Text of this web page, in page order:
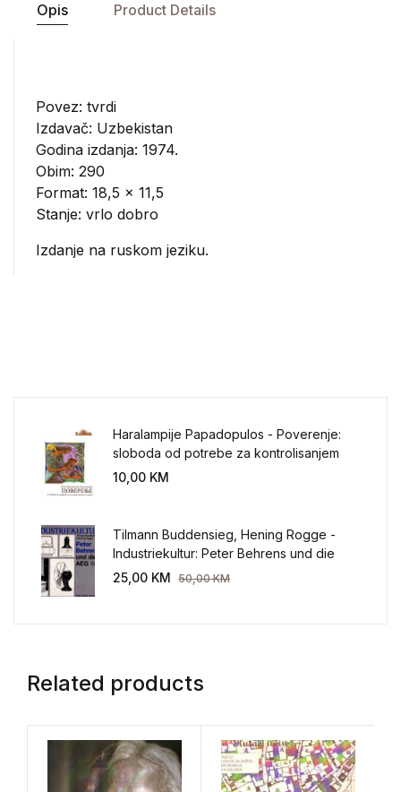
Opis Product Details
Povez: tvrdi
Izdavač: Uzbekistan
Godina izdanja: 1974.
Obim: 290
Format: 18,5 x 11,5
Stanje: vrlo dobro
Izdanje na ruskom jeziku.
Haralampije Papadopulos - Poverenje:
sloboda od potrebe za kontrolisanjem
sveta
10,00 KM
Tilmann Buddensieg, Hening Rogge -
Industriekultur: Peter Behrens und die
AEG 1907-1914.
25,00 KM 50,00KM
Related products